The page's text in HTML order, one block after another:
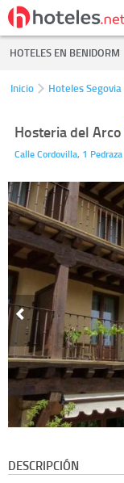
HOTELES EN BENIDORM
Inicio Hoteles Segovia
Hosteria del Arco
Calle Cordovilla, 1 Pedraza
DESCRIPCIÓN